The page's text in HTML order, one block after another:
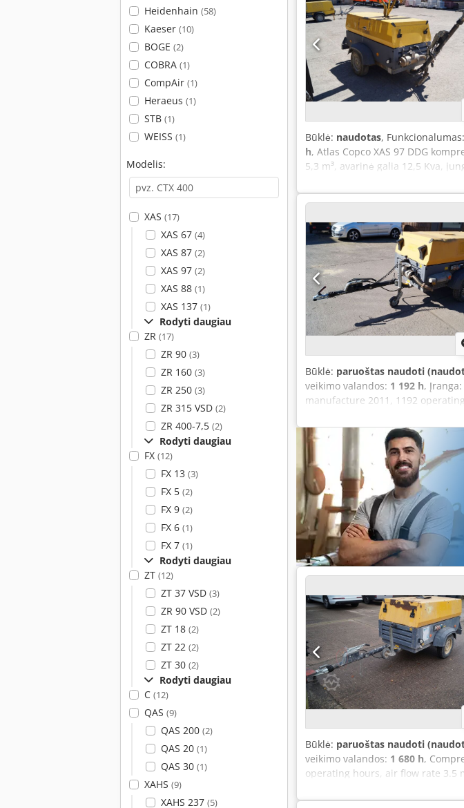
Heidenhain (58)
Kaeser (10)
BOGE (2)
COBRA (1)
CompAir (1)
Heraeus (1)
STB (1)
WEISS (1)
Modelis:
XAS (17)
XAS 67 (4)
XAS 87 (2)
XAS 97 (2)
XAS 88 (1)
XAS 137 (1)
Rodyti daugiau
ZR (17)
ZR 90 (3)
ZR 160 (3)
ZR 250 (3)
ZR 315 VSD (2)
ZR 400-7,5 (2)
Rodyti daugiau
FX (12)
FX 13 (3)
FX 5 (2)
FX 9 (2)
FX 6 (1)
FX 7 (1)
Rodyti daugiau
ZT (12)
ZT 37 VSD (3)
ZR 90 VSD (2)
ZT 18 (2)
ZT 22 (2)
ZT 30 (2)
Rodyti daugiau
C (12)
QAS (9)
QAS 200 (2)
QAS 20 (1)
QAS 30 (1)
XAHS (9)
XAHS 237 (5)
Būklė: naudotas, Funkcionalumas:
h, Atlas Copco XAS 97 DDG
5,3 m³, avarinė galia 12,5 Kva,
bendras eksploatavimo leidimas
dangos, trūksta ventiliatoriaus
Būklė: paruoštas naudoti
veikimo valandos: 1 192 h, Įranga:
manufacture 2011, 1192
230 Volt, 2 x 400 Volt, serial
the fuse trips, retrofit soot filter
Būklė: paruoštas naudoti
veikimo valandos: 1 680 h,
operating hours, air flow rate 3.5
Serial no. YA3062560C0250310